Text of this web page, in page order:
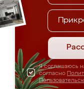
Я соглашаюсь
согласно